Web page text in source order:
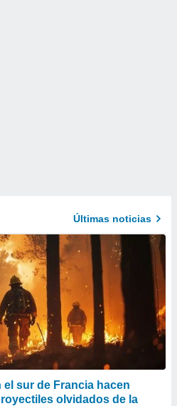
Últimas noticias
sur de Francia hacen
olvidados de la